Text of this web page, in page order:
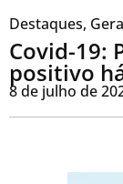
Destaques,
Covid-19:
positivo
8 de julho de